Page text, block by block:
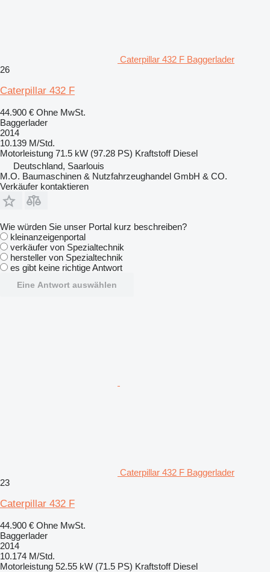
Caterpillar 432 F Baggerlader
26
Caterpillar 432 F
44.900 € Ohne MwSt.
Baggerlader
2014
10.139 M/Std.
Motorleistung 71.5 kW (97.28 PS) Kraftstoff Diesel
Deutschland, Saarlouis
M.O. Baumaschinen & Nutzfahrzeughandel GmbH & CO.
Verkäufer kontaktieren
Wie würden Sie unser Portal kurz beschreiben?
kleinanzeigenportal
verkäufer von Spezialtechnik
hersteller von Spezialtechnik
es gibt keine richtige Antwort
Eine Antwort auswählen
Caterpillar 432 F Baggerlader
23
Caterpillar 432 F
44.900 € Ohne MwSt.
Baggerlader
2014
10.174 M/Std.
Motorleistung 52.55 kW (71.5 PS) Kraftstoff Diesel